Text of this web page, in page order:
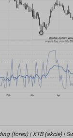
(forex) | XTB (akcie) |